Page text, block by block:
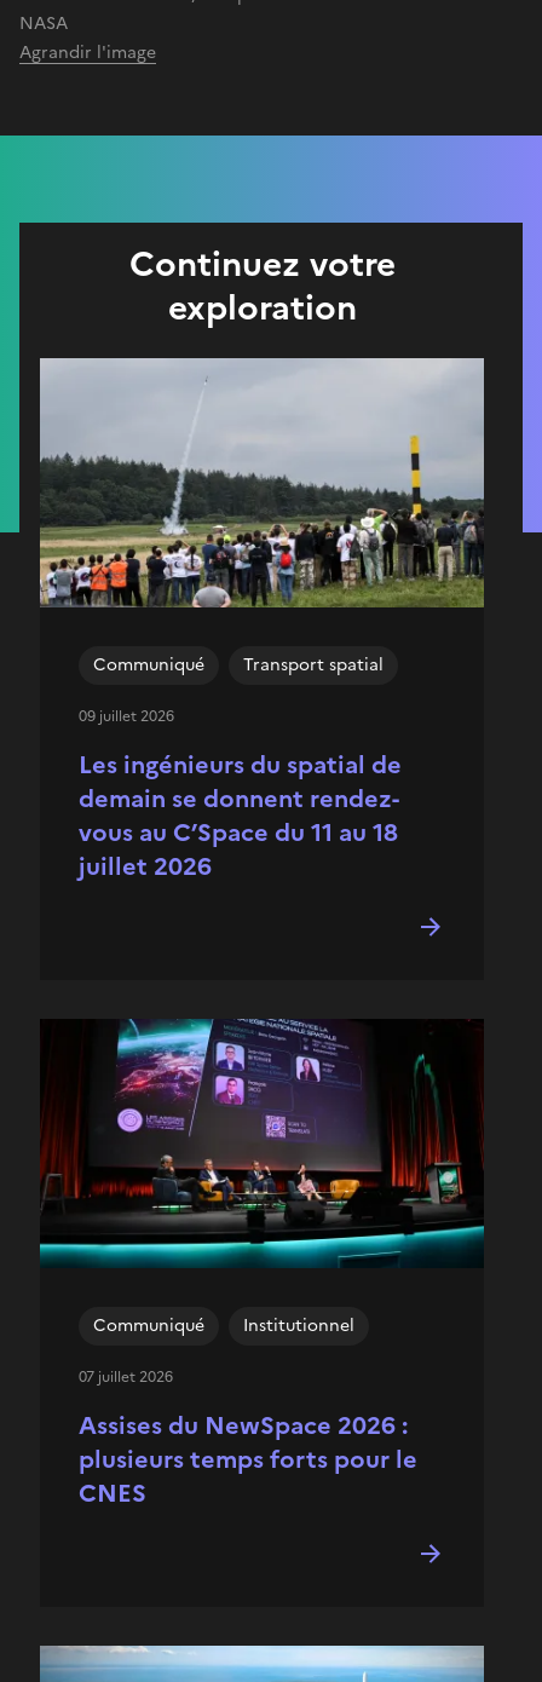
NASA
Agrandir l'image
Continuez votre
exploration
Les ingénieurs du spatial de
demain se donnent rendez-
vous au C’Space du 11 au 18
juillet 2026
Communiqué Transport spatial
09 juillet 2026
Assises du NewSpace 2026 :
plusieurs temps forts pour le
CNES
Communiqué Institutionnel
07 juillet 2026